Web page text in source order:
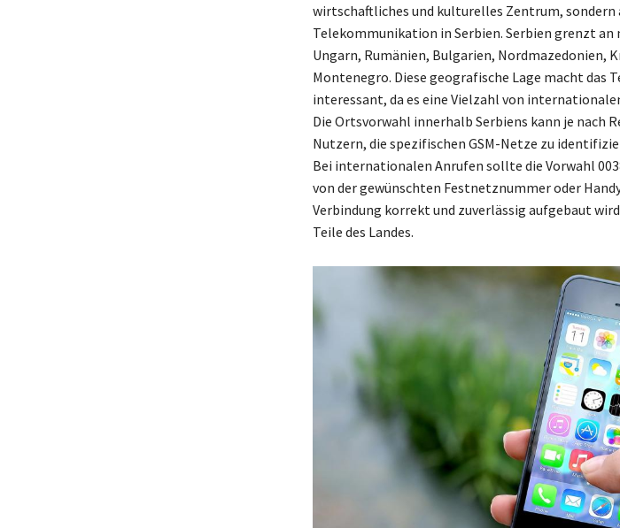
wirtschaftliches und kulturelles Zentrum,
Telekommunikation in Serbien. Serbien grenzt
Ungarn, Rumänien, Bulgarien, Nordmazedonien,
Montenegro. Diese geografische Lage macht das
interessant, da es eine Vielzahl von
Die Ortsvorwahl innerhalb Serbiens kann je nach
Nutzern, die spezifischen GSM-Netze zu
Bei internationalen Anrufen sollte die Vorwahl
von der gewünschten Festnetznummer oder
Verbindung korrekt und zuverlässig aufgebaut
Teile des Landes.